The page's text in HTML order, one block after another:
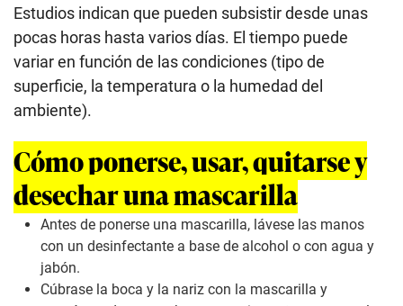
Estudios indican que pueden subsistir desde unas
pocas horas hasta varios días. El tiempo puede
variar en función de las condiciones (tipo de
superficie, la temperatura o la humedad del
ambiente).
Cómo ponerse, usar, quitarse y
desechar una mascarilla
Antes de ponerse una mascarilla, lávese las manos
con un desinfectante a base de alcohol o con agua y
jabón.
Cúbrase la boca y la nariz con la mascarilla y